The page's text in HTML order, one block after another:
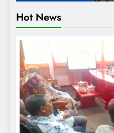
Hot News